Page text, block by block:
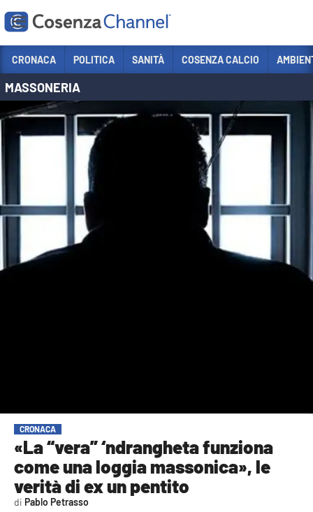
Sezioni
CRONACA
POLITICA
COSENZA CALCIO
ECONOMIA E LAVORO
ITALIA MONDO
SPORT
LAC ONAIR
LaC
Network
LACPLAY.IT
CRONACA POLITICA SANITÀ COSENZA CALCIO
MASSONERIA
CRONACA
«La “vera” ‘ndrangheta funziona
come una loggia massonica», le
verità di ex un pentito
Pablo Petrasso